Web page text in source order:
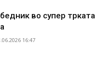
во супер трката
16:47